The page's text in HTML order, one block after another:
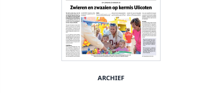
ARCHIEF